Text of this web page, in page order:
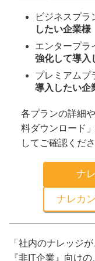
ビジネスプラ
したい企業様
エンタープラ
強化して導入
プレミアムプ
導入したい企
各プランの詳細
料ダウンロード
してご確認くださ
ナ
ナレカ
「社内のナレッジ
『非IT企業』向け